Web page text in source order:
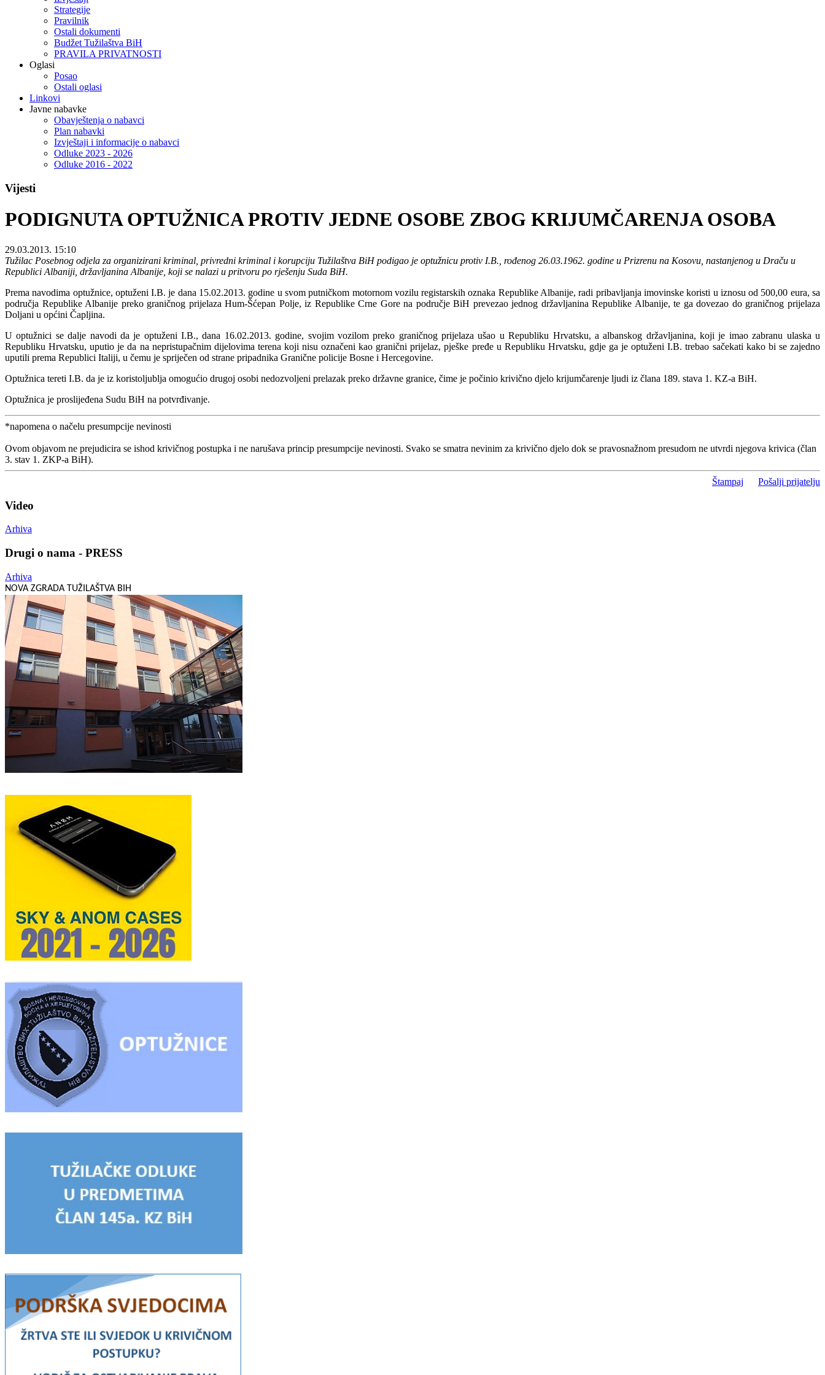
Strategije
Pravilnik
Ostali dokumenti
Budžet Tužilaštva BiH
PRAVILA PRIVATNOSTI
Oglasi
Posao
Ostali oglasi
Linkovi
Javne nabavke
Obavještenja o nabavci
Plan nabavki
Izvještaji i informacije o nabavci
Odluke 2023 - 2026
Odluke 2016 - 2022
Vijesti
PODIGNUTA OPTUŽNICA PROTIV JEDNE OSOBE ZBOG KRIJUMČARENJA OSOBA
29.03.2013. 15:10
Tužilac Posebnog odjela za organizirani kriminal, privredni kriminal i korupciju Tužilaštva BiH podigao je optužnicu protiv I.B., rođenog 26.03.1962. godine u Prizrenu na Kosovu, nastanjenog u Draču u
Republici Albaniji, državljanina Albanije, koji se nalazi u pritvoru po rješenju Suda BiH.
Prema navodima optužnice, optuženi I.B. je dana 15.02.2013. godine u svom putničkom motornom vozilu registarskih oznaka Republike Albanije, radi pribavljanja imovinske koristi u iznosu od 500,00 eura, sa
područja Republike Albanije preko graničnog prijelaza Hum-Šćepan Polje, iz Republike Crne Gore na područje BiH prevezao jednog državljanina Republike Albanije, te ga dovezao do graničnog prijelaza
Doljani u općini Čapljina.
U optužnici se dalje navodi da je optuženi I.B., dana 16.02.2013. godine, svojim vozilom preko graničnog prijelaza ušao u Republiku Hrvatsku, a albanskog državljanina, koji je imao zabranu ulaska u
Republiku Hrvatsku, uputio je da na nepristupačnim dijelovima terena koji nisu označeni kao granični prijelaz, pješke pređe u Republiku Hrvatsku, gdje ga je optuženi I.B. trebao sačekati kako bi se zajedno
uputili prema Republici Italiji, u čemu je spriječen od strane pripadnika Granične policije Bosne i Hercegovine.
Optužnica tereti I.B. da je iz koristoljublja omogućio drugoj osobi nedozvoljeni prelazak preko državne granice, čime je počinio krivično djelo krijumčarenje ljudi iz člana 189. stava 1. KZ-a BiH.
Optužnica je proslijeđena Sudu BiH na potvrđivanje.
*napomena o načelu presumpcije nevinosti
Ovom objavom ne prejudicira se ishod krivičnog postupka i ne narušava princip presumpcije nevinosti. Svako se smatra nevinim za krivično djelo dok se pravosnažnom presudom ne utvrdi njegova krivica (član
3. stav 1. ZKP-a BiH).
Štampaj Pošalji prijatelju
Video
Arhiva
Drugi o nama - PRESS
Arhiva
NOVA ZGRADA TUŽILAŠTVA BIH